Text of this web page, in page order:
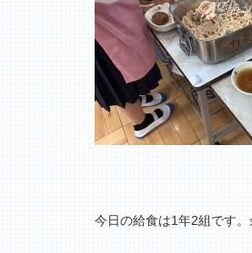
今日の給食は1年2組です。